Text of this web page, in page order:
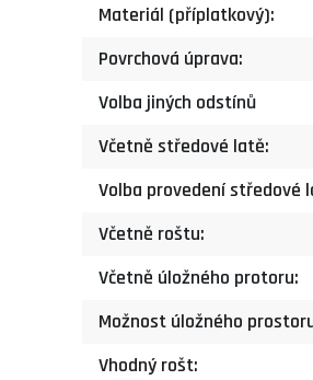
Materiál (příplatkový):
Povrchová úprava:
Volba jiných odstínů
Včetně středové latě:
Volba provedení středové
Včetně roštu:
Včetně úložného protoru:
Možnost úložného
Vhodný rošt: